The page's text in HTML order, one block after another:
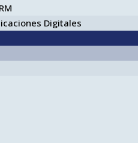
Digitales